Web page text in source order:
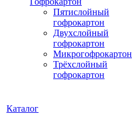
Пятислойный
гофрокартон
Двухслойный
гофрокартон
Микрогофрокартон
Трёхслойный
гофрокартон
Каталог